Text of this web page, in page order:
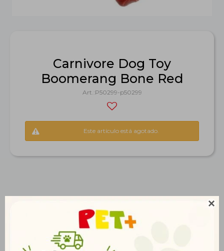

Carnivore Dog Toy
Boomerang Bone Red
P50299-p50299
Este artículo está agotado.
Productos que te pueden interesar